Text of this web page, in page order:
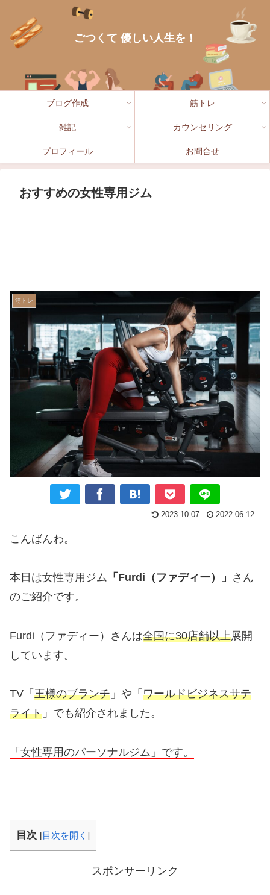
ごつくて 優しい人生を！
ブログ作成 筋トレ
雑記 カウンセリング
プロフィール お問合せ
おすすめの女性専用ジム
筋トレ
2023.10.07 2022.06.12
こんばんわ。
本日は女性専用ジム 「Furdi（ファディー）」 さん
のご紹介です。
Furdi（ファディー）さんは全国に30店舗以上展開
しています。
TV「 王様のブランチ 」や「 ワールドビジネスサテ
ライト 」でも紹介されました。
「女性専用のパーソナルジム」です。
目次 [目次を開く ]
スポンサーリンク